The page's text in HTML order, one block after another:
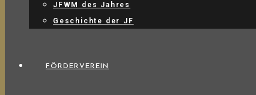
JFWM des Jahres
Geschichte der JF
FÖRDERVEREIN